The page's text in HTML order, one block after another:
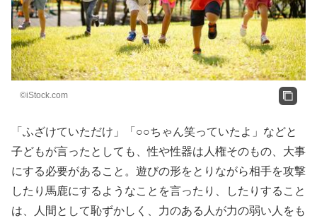
©iStock.com
「ふざけていただけ」「○○ちゃん笑っていたよ」などと
子どもが言ったとしても、性や性器は人権そのもの、大事
にする必要があること。遊びの形をとりながら相手を攻撃
したり馬鹿にするようなことを言ったり、したりすること
は、人間として恥ずかしく、力のある人が力の弱い人をも